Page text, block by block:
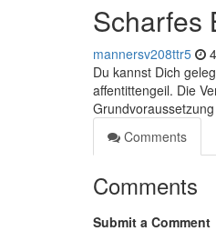
Scharfes
mannersv208ttr5
Du kannst Dich
affentittengeil. Die
Comments
Comments
Submit a Comment